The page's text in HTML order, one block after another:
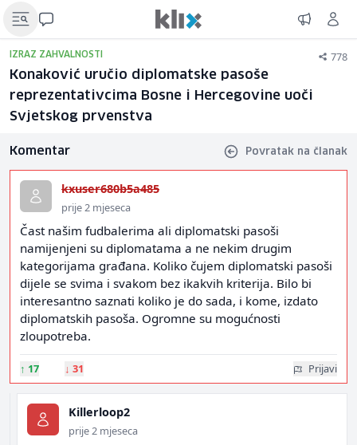
IZRAZ ZAHVALNOSTI 778
Konaković uručio diplomatske pasoše
reprezentativcima Bosne i Hercegovine uoči
Svjetskog prvenstva
Komentar Povratak na članak
kxuser680b5a485
prije 2 mjeseca
Čast našim fudbalerima ali diplomatski pasoši
namijenjeni su diplomatama a ne nekim drugim
kategorijama građana. Koliko čujem diplomatski pasoši
dijele se svima i svakom bez ikakvih kriterija. Bilo bi
interesantno saznati koliko je do sada, i kome, izdato
diplomatskih pasoša. Ogromne su mogućnosti
zloupotreba.
↑ 17 ↓ 31 Prijavi
Killerloop2
prije 2 mjeseca